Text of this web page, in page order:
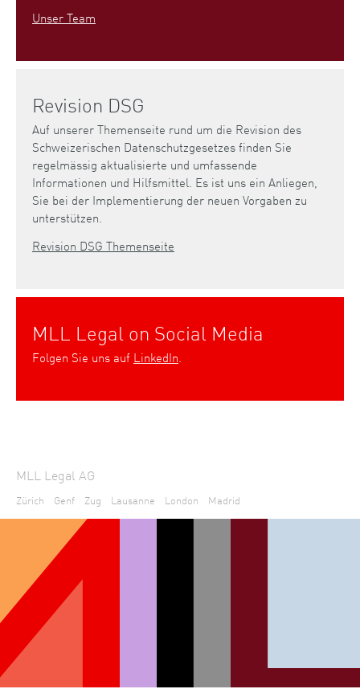
Unser Team
Revision DSG
Auf unserer Themenseite rund um die Revision des
Schweizerischen Datenschutzgesetzes finden Sie
regelmässig aktualisierte und umfassende
Informationen und Hilfsmittel. Es ist uns ein Anliegen,
Sie bei der Implementierung der neuen Vorgaben zu
unterstützen.
Revision DSG Themenseite
MLL Legal on Social Media
Folgen Sie uns auf LinkedIn.
MLL Legal AG
Zürich Genf Zug Lausanne London Madrid